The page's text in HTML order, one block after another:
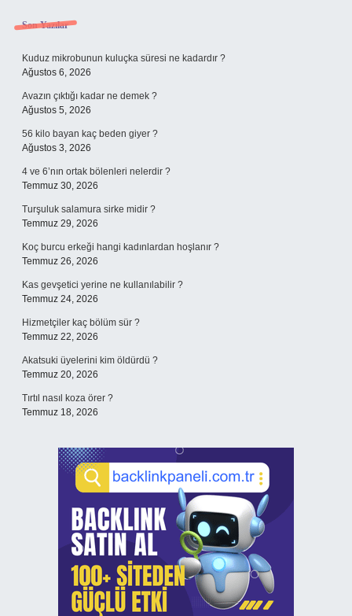
Sidebar
Son Yazılar
Kuduz mikrobunun kuluçka süresi ne kadardır ?
Ağustos 6, 2026
Avazın çıktığı kadar ne demek ?
Ağustos 5, 2026
56 kilo bayan kaç beden giyer ?
Ağustos 3, 2026
4 ve 6’nın ortak bölenleri nelerdir ?
Temmuz 30, 2026
Turşuluk salamura sirke midir ?
Temmuz 29, 2026
Koç burcu erkeği hangi kadınlardan hoşlanır ?
Temmuz 26, 2026
Kas gevşetici yerine ne kullanılabilir ?
Temmuz 24, 2026
Hizmetçiler kaç bölüm sür ?
Temmuz 22, 2026
Akatsuki üyelerini kim öldürdü ?
Temmuz 20, 2026
Tırtıl nasıl koza örer ?
Temmuz 18, 2026